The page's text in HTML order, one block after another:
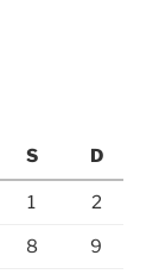
S D
1 2
8 9